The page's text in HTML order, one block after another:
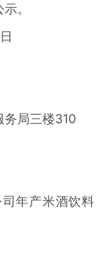
。
局三楼310
年产米酒饮料